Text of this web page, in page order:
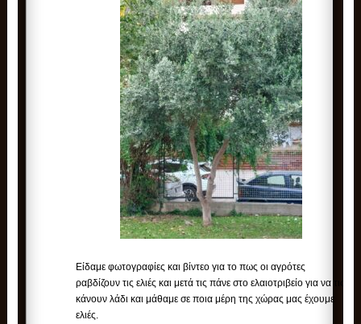
Είδαμε φωτογραφίες και βίντεο για το πως οι αγρότες
ραβδίζουν τις ελιές και μετά τις πάνε στο ελαιοτριβείο για να τις
κάνουν λάδι και μάθαμε σε ποια μέρη της χώρας μας έχουμε
ελιές.